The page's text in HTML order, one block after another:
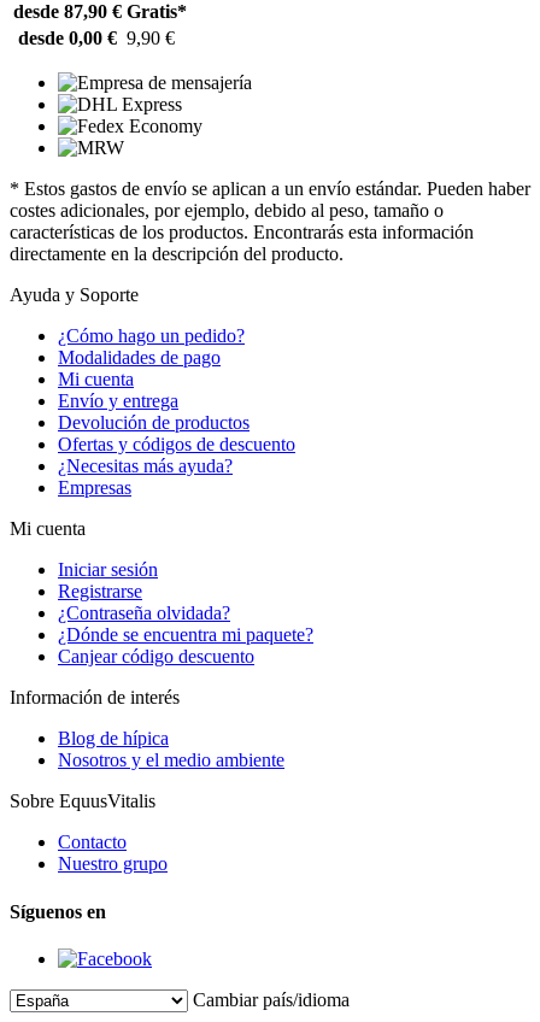
desde 87,90 € Gratis*
desde 0,00 € 9,90 €
* Estos gastos de envío se aplican a un envío estándar. Pueden haber
costes adicionales, por ejemplo, debido al peso, tamaño o
características de los productos. Encontrarás esta información
directamente en la descripción del producto.
Ayuda y Soporte
¿Cómo hago un pedido?
Modalidades de pago
Mi cuenta
Envío y entrega
Devolución de productos
Ofertas y códigos de descuento
¿Necesitas más ayuda?
Empresas
Mi cuenta
Iniciar sesión
Registrarse
¿Contraseña olvidada?
¿Dónde se encuentra mi paquete?
Canjear código descuento
Información de interés
Blog de hípica
Nosotros y el medio ambiente
Sobre EquusVitalis
Contacto
Nuestro grupo
Síguenos en
Cambiar país/idioma